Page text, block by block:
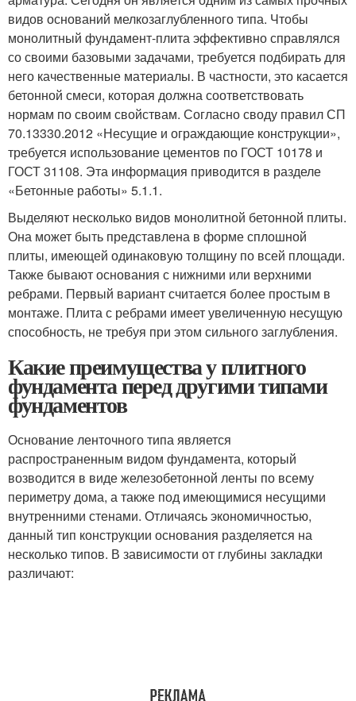
видов оснований мелкозаглубленного типа. Чтобы
монолитный фундамент-плита эффективно справлялся
со своими базовыми задачами, требуется подбирать для
него качественные материалы. В частности, это касается
бетонной смеси, которая должна соответствовать
нормам по своим свойствам. Согласно своду правил СП
70.13330.2012 «Несущие и ограждающие конструкции»,
требуется использование цементов по ГОСТ 10178 и
ГОСТ 31108. Эта информация приводится в разделе
«Бетонные работы» 5.1.1.
Выделяют несколько видов монолитной бетонной плиты.
Она может быть представлена в форме сплошной
плиты, имеющей одинаковую толщину по всей площади.
Также бывают основания с нижними или верхними
ребрами. Первый вариант считается более простым в
монтаже. Плита с ребрами имеет увеличенную несущую
способность, не требуя при этом сильного заглубления.
Какие преимущества у плитного
фундамента перед другими типами
фундаментов
Основание ленточного типа является
распространенным видом фундамента, который
возводится в виде железобетонной ленты по всему
периметру дома, а также под имеющимися несущими
внутренними стенами. Отличаясь экономичностью,
данный тип конструкции основания разделяется на
несколько типов. В зависимости от глубины закладки
различают: